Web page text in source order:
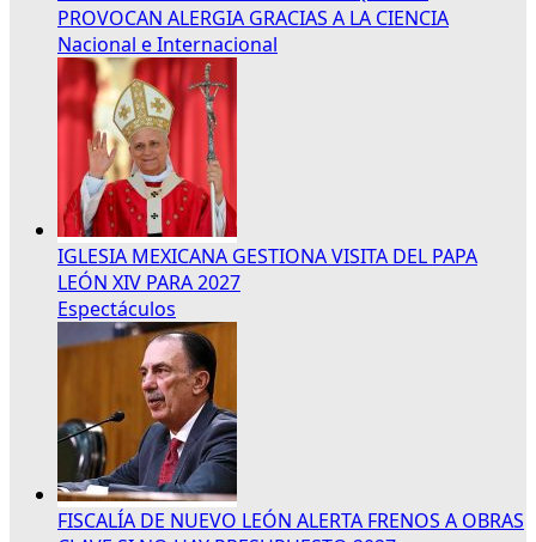
PROVOCAN ALERGIA GRACIAS A LA CIENCIA
Nacional e Internacional
IGLESIA MEXICANA GESTIONA VISITA DEL PAPA
LEÓN XIV PARA 2027
Espectáculos
FISCALÍA DE NUEVO LEÓN ALERTA FRENOS A OBRAS